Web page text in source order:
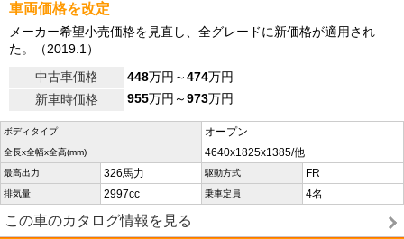
車両価格を改定
メーカー希望小売価格を見直し、全グレードに新価格が適用され
た。（2019.1）
中古車価格
448万円～474万円
新車時価格
955万円～973万円
ボディタイプ オープン
全長x全幅x全高(mm) 4640x1825x1385/他
最高出力 326馬力 駆動方式 FR
排気量 2997cc 乗車定員 4名
この車のカタログ情報を見る